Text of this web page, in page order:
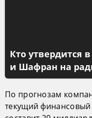
Кто утвердится
и Шафран на
По прогнозам
текущий